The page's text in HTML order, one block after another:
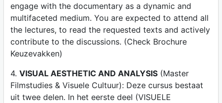
engage with the documentary as a dynamic and
multifaceted medium. You are expected to attend all
the lectures, to read the requested texts and actively
contribute to the discussions. (Check Brochure
Keuzevakken)
4. VISUAL AESTHETIC AND ANALYSIS(Master
Filmstudies & Visuele Cultuur): Deze cursus bestaat
uit twee delen. In het eerste deel (VISUELE